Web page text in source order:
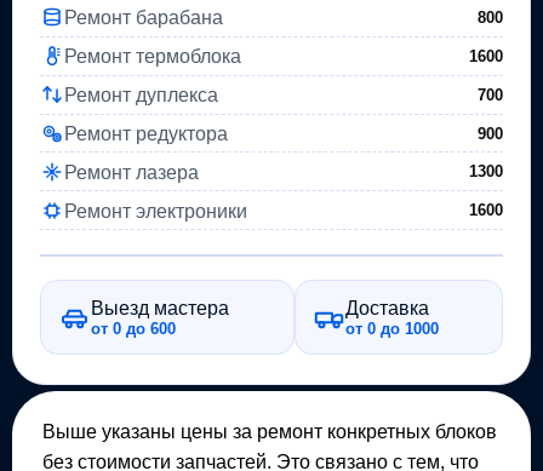
Ремонт барабана 800
Ремонт термоблока 1600
Ремонт дуплекса 700
Ремонт редуктора 900
Ремонт лазера 1300
Ремонт электроники 1600
Выезд мастера
от 0 до 600
Доставка
от 0 до 1000
Выше указаны цены за ремонт конкретных блоков
без стоимости запчастей. Это связано с тем, что